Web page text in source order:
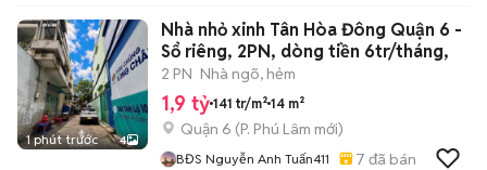
1 phút trước 4
Nhà nhỏ xinh Tân Hòa Đông Quận 6 -
Sổ riêng, 2PN, dòng tiền 6tr/tháng,
2 PN Nhà ngõ, hẻm
1,9 tỷ 141 tr/m² 14 m²
Quận 6 (P. Phú Lâm mới)
BĐS Nguyễn Anh Tuấn411 7 đã bán